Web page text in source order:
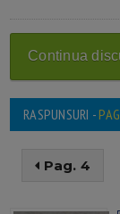
Continua
RASPUNSURI -
Pag. 4